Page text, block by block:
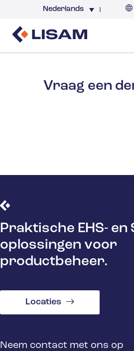
Nederlands
Vraag een
Praktische EHS- en
oplossingen voor
productbeheer.
Locaties
Neem contact met ons op